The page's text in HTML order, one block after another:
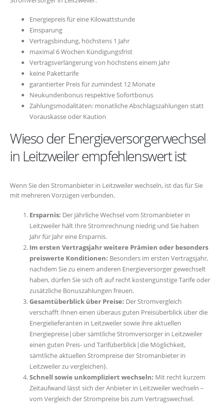
Energiepreis für eine Kilowattstunde
Einsparung
Vertragsbindung, höchstens 1 Jahr
maximal 6 Wochen Kündigungsfrist
Vertragsverlängerung von höchstens einem Jahr
keine Pakettarife
garantierter Preis für zumindest 12 Monate
Neukundenbonus respektive Sofortbonus
Zahlungsmodalitäten: monatliche Abschlagszahlungen statt
Vorauskasse oder Kaution
Wieso der Energieversorgerwechsel
in Leitzweiler empfehlenswert ist
Wenn Sie den Stromanbieter in Leitzweiler wechseln, ist das für Sie
mit mehreren Vorzügen verbunden.
Ersparnis: Der jährliche Wechsel vom Stromanbieter in
Leitzweiler hält Ihre Stromrechnung niedrig und Sie haben
Jahr für Jahr eine Ersparnis.
Im ersten Vertragsjahr weitere Prämien oder besonders
preiswerte Konditionen: Besonders im ersten Vertragsjahr,
nachdem Sie zu einem anderen Energieversorger gewechselt
haben, dürfen Sie sich oft auf recht kostengünstige Tarife oder
zusätzliche Bonuszahlungen freuen.
Gesamtüberblick über Preise: Der Stromvergleich
verschafft Ihnen einen überaus guten Preisüberblick über die
Energielieferanten in Leitzweiler sowie ihre aktuellen
Energiepreise|über sämtliche Stromversorger in Leitzweiler
einen guten Preis- und Tarifüberblick|die Möglichkeit,
sämtliche aktuellen Strompreise der Stromanbieter in
Leitzweiler zu vergleichen}.
Schnell sowie unkompliziert wechseln: Mit recht kurzem
Zeitaufwand lässt sich der Anbieter in Leitzweiler wechseln –
vom Vergleich der Strompreise bis zum Vertragswechsel.